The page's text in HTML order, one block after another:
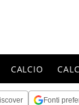
CALCIO
Fonti